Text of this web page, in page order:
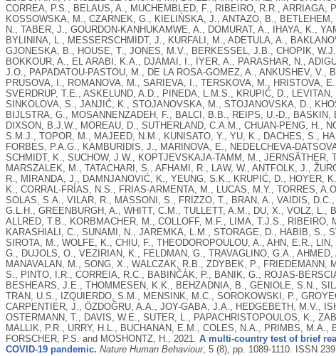
CORREA, P.S., BELAUS, A., MUCHEMBLED, F., RIBEIRO, R.R., ARRIAGA,
KOSSOWSKA, M., CZARNEK, G., KIELIŃSKA, J., ANTAZO, B.,
N., TABER, J., GOURDON-KANHUKAMWE, A., DOMURAT, A., IHAYA, K.,
BYLININA, L., MESSERSCHMIDT, J., KURFALI, M., ADETULA, A.,
GJONESKA, B., HOUSE, T., JONES, M.V., BERKESSEL, J.B., CHOPIK,
BOKKOUR, A., EL ARABI, K.A., DJAMAI, I., IYER, A., PARASHAR, N.,
J.O., PAPADATOU-PASTOU, M., DE LA ROSA-GOMEZ, A., ANKUSHEV, V.,
PRUSOVA, I., ROMANOVA, M., SARIEVA, I., TERSKOVA, M., HRISTOVA,
SVERDRUP, T.E., ASKELUND, A.D., PINEDA, L.M.S., KRUPIĆ, D.,
SINKOLOVA, S., JANJIĆ, K., STOJANOVSKA, M., STOJANOVSKA, D.,
BIJLSTRA, G., MOSANNENZADEH, F., BALCI, B.B., REIPS, U.-D.,
DIXSON, B.J.W., MOREAU, D., SUTHERLAND, C.A.M., CHUAN-PENG, H.,
S.M.J., TOPOR, M., MAJEED, N.M., KUNISATO, Y., YU, K., DACHES, S.,
FORBES, P.A.G., KAMBURIDIS, J., MARINOVA, E., NEDELCHEVA-
SCHMIDT, K., SUCHOW, J.W., KOPTJEVSKAJA-TAMM, M.,
MARSZALEK, M., TATACHARI, S., AFHAMI, R., LAW, W., ANTFOLK, J.,
R., MIRANDA, J., DAMNJANOVIĆ, K., YEUNG, S.K., KRUPIĆ, D., HOYER,
K., CORRAL-FRÍAS, N.S., FRIAS-ARMENTA, M., LUCAS, M.Y., TORRES,
SOLAS, S.A., VILAR, R., MASSONI, S., FRIZZO, T., BRAN, A., VAIDIS,
G.L.H., GREENBURGH, A., WHITT, C.M., TULLETT, A.M., DU, X., VOLZ, L.,
ALLRED, T.B., KORBMACHER, M., COLLOFF, M.F., LIMA, T.J.S., RIBEIRO,
KARASHIALI, C., SUNAMI, N., JAREMKA, L.M., STORAGE, D., HABIB, S.,
SIROTA, M., WOLFE, K., CHIU, F., THEODOROPOULOU, A., AHN, E.R.,
G., DUJOLS, O., VEZIRIAN, K., FELDMAN, G., TRAVAGLINO, G.A.,
MANAVALAN, M., SONG, X., WALCZAK, R.B., ZDYBEK, P., FRIEDEMANN,
S., PINTO, I.R., CORREIA, R.C., BABINČÁK, P., BANIK, G., ROJAS-
BESHEARS, J.E., THOMMESEN, K.K., BEHZADNIA, B., GENIOLE, S.N.,
TRAN, U.S., IZQUIERDO, S.M., MENSINK, M.C., SOROKOWSKI, P.,
CARPENTIER, J., ÖZDOĞRU, A.A., JOY-GABA, J.A., HEDGEBETH, M.V.,
OSTERMANN, T., DAVIS, W.E., SUTER, L., PAPACHRISTOPOULOS, K.,
MALLIK, P.R., URRY, H.L., BUCHANAN, E.M., COLES, N.A., PRIMBS, M.A.,
FORSCHER, P.S. and MOSHONTZ, H., 2021. A multi-country test of brief
COVID-19 pandemic. Nature Human Behaviour, 5 (8), pp. 1089-1110. ISSN